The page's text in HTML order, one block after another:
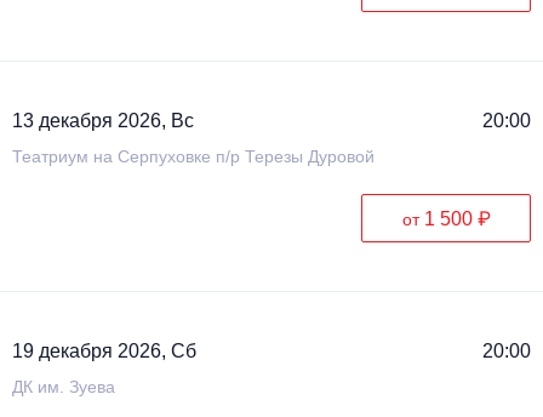
13 декабря 2026, Вс 20:00
Театриум на Серпуховке п/р Терезы Дуровой
от 1 500 ₽
19 декабря 2026, Сб 20:00
ДК им. Зуева